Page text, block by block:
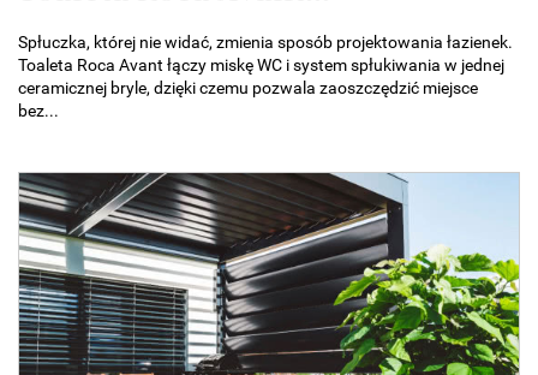
Spłuczka, której nie widać, zmienia sposób projektowania łazienek.
Toaleta Roca Avant łączy miskę WC i system spłukiwania w jednej
ceramicznej bryle, dzięki czemu pozwala zaoszczędzić miejsce
bez...